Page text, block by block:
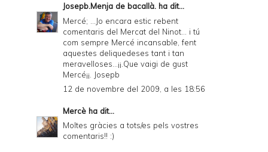
Josepb.Menja de bacallà. ha dit...
Mercé; ...Jo encara estic rebent
comentaris del Mercat del Ninot... i tú
com sempre Mercé incansable, fent
aquestes deliquedeses tant i tan
meravelloses...¡¡.Que vaigi de gust
Mercé¡¡. Josepb
12 de novembre del 2009, a les 18:56
Mercè ha dit...
Moltes gràcies a tots/es pels vostres
comentaris!! :)